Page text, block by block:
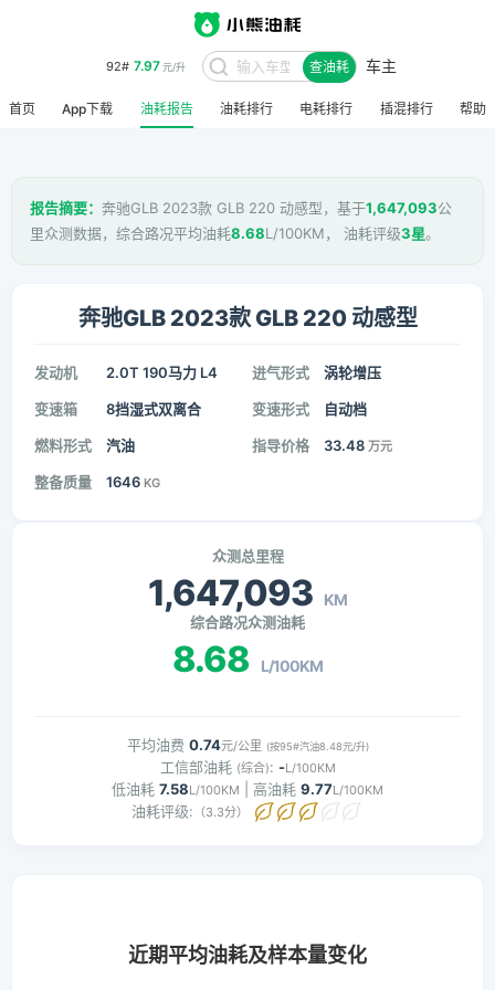
92# 7.97元/升 查油耗 车主
首页 App下载 油耗报告 油耗排行 电耗排行 插混排行 帮助
报告摘要： 奔驰GLB 2023款 GLB 220 动感型，基于1,647,093公
里众测数据，综合路况平均油耗8.68L/100KM， 油耗评级3星。
奔驰GLB 2023款 GLB 220 动感型
发动机 2.0T 190马力 L4 进气形式 涡轮增压
变速箱 8挡湿式双离合 变速形式 自动档
燃料形式 汽油 指导价格 33.48 万元
整备质量 1646 KG
众测总里程
1,647,093 KM
综合路况众测油耗
8.68 L/100KM
平均油费 0.74元/公里 (按95#汽油8.48元/升)
工信部油耗 (综合): -L/100KM
低油耗 7.58L/100KM | 高油耗 9.77L/100KM
油耗评级: （3.3分）